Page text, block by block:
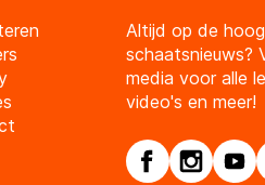
Altijd op de
schaatsnieuws?
media voor alle
video's en meer!